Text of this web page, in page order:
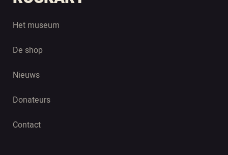
Het museum
De shop
Nieuws
Donateurs
Contact